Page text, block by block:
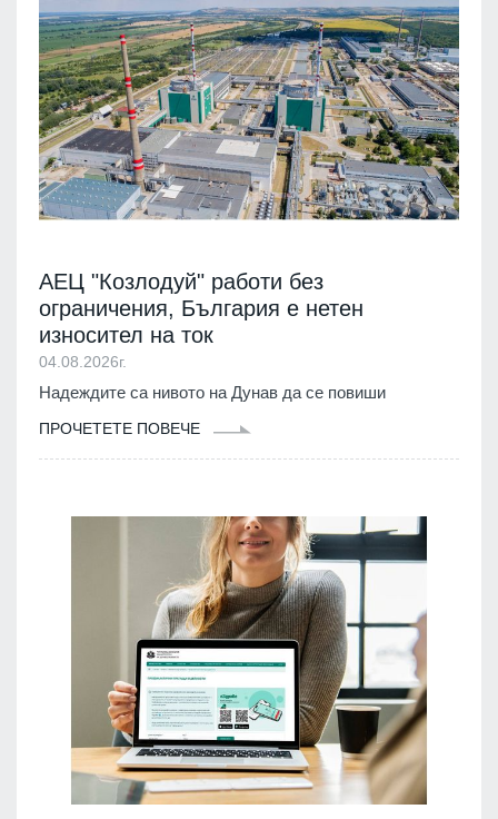
АЕЦ "Козлодуй" работи без
ограничения, България е нетен
износител на ток
04.08.2026г.
Надеждите са нивото на Дунав да се повиши
ПРОЧЕТЕТЕ ПОВЕЧЕ